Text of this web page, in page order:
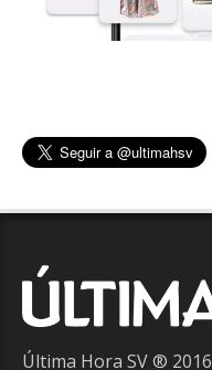
Última Hora SV ® 2016